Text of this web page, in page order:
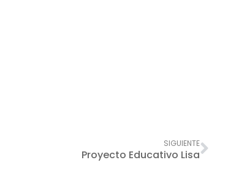
SIGUIENTE
Proyecto Educativo Lisa